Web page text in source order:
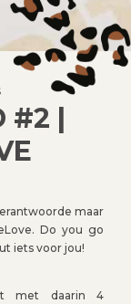
#2 |
maar
Do you go
iets voor jou!
met daarin 4